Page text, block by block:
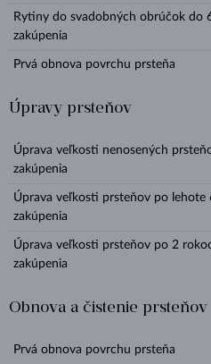
Rytiny do svadobných obrúčok do
zakúpenia
Prvá obnova povrchu prsteňa
Úpravy prsteňov
Úprava veľkosti nenosených
zakúpenia
Úprava veľkosti prsteňov po lehote
zakúpenia
Úprava veľkosti prsteňov po 2
zakúpenia
Obnova a čistenie prsteňov
Prvá obnova povrchu prsteňa